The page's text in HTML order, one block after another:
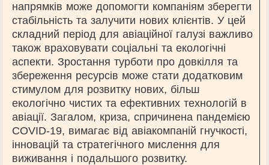
напрямків може допомогти компаніям зберегти
стабільність та залучити нових клієнтів. У цей
складний період для авіаційної галузі важливо
також враховувати соціальні та екологічні
аспекти. Зростання турботи про довкілля та
збереження ресурсів може стати додатковим
стимулом для розвитку нових, більш
екологічно чистих та ефективних технологій в
авіації. Загалом, криза, спричинена пандемією
COVID-19, вимагає від авіакомпаній гнучкості,
інновацій та стратегічного мислення для
виживання і подальшого розвитку.